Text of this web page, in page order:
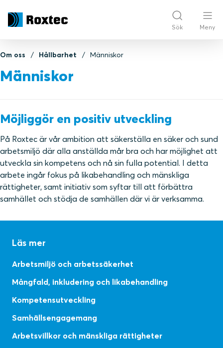
Sök Meny
Om oss Hållbarhet Människor
Människor
Möjliggör en positiv utveckling
På Roxtec är vår ambition att säkerställa en säker och sund
arbetsmiljö där alla anställda mår bra och har möjlighet att
utveckla sin kompetens och nå sin fulla potential. I detta
arbete ingår fokus på likabehandling och mänskliga
rättigheter, samt initiativ som syftar till att förbättra
samhället och stödja de samhällen där vi är verksamma.
Läs mer
Arbetsmiljö och arbetssäkerhet
Mångfald, inkludering och likabehandling
Kompetensutveckling
Samhällsengagemang
Arbetsvillkor och mänskliga rättigheter